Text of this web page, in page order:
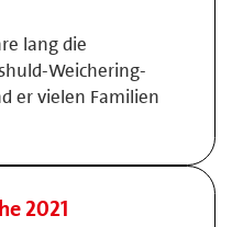
lang die
Weichering-
er vielen Familien
2021